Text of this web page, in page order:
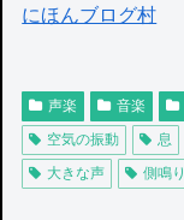
にほんブログ村
声楽 音楽
空気の振動
息
大きな声
側鳴り